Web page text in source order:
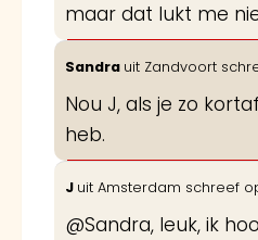
maar dat lukt me
Sandra uit Zandvoort
Nou J, als je zo
heb.
J uit Amsterdam schreef
@Sandra, leuk, ik